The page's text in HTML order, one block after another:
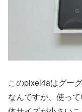
このpixel4aはグー
なんですが、使っ